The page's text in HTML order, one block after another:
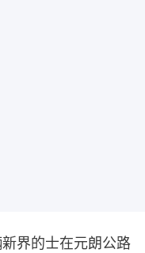
界的士在元朗公路